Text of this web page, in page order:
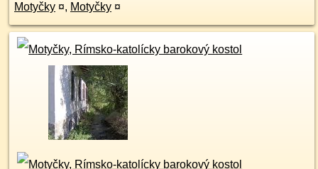
Motyčky ¤, Motyčky ¤